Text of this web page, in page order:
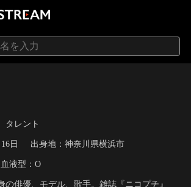
レント
日 出身地：神奈川県横浜市
血液型：O
の俳優、モデル、歌手。雑誌『ニコプチ』